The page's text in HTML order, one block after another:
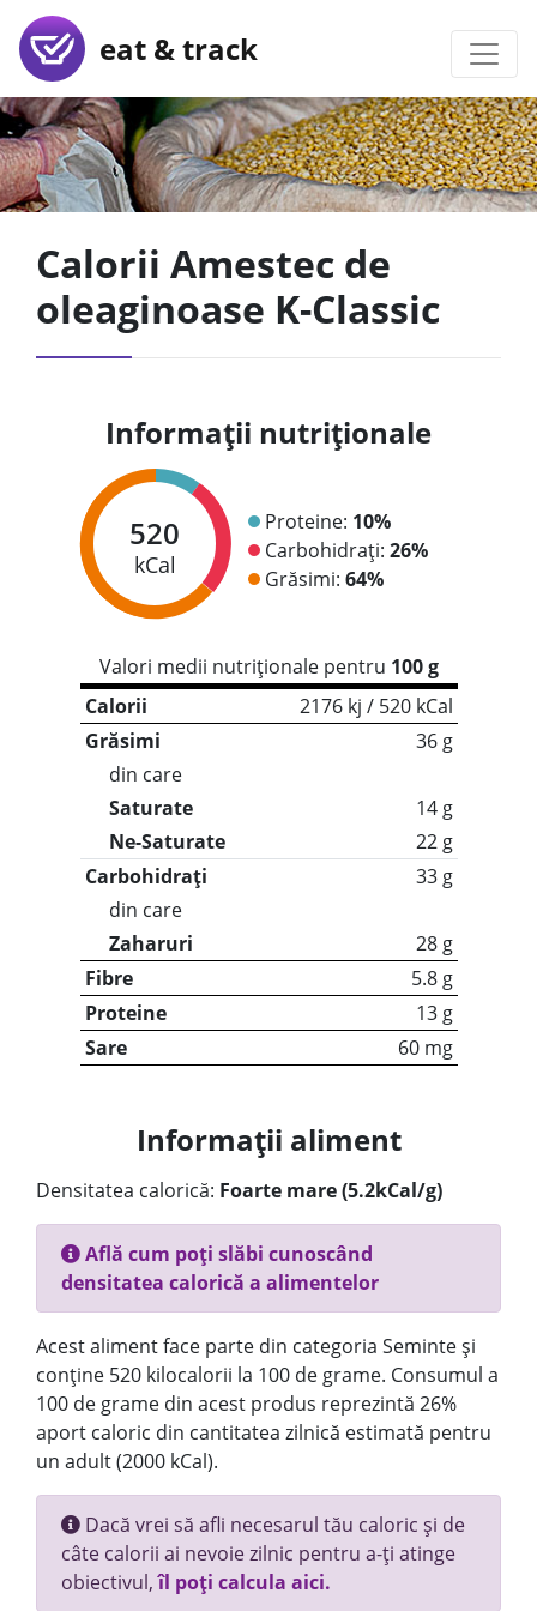
eat & track
Calorii Amestec de
oleaginoase K-Classic
Informații nutriționale
520
kCal
Proteine: 10%
Carbohidrați: 26%
Grăsimi: 64%
Valori medii nutriționale pentru 100 g
Calorii
2176 kj / 520 kCal
Grăsimi
36 g
din care
Saturate
14 g
Ne-Saturate
22 g
Carbohidrați
33 g
din care
Zaharuri
28 g
Fibre
5.8 g
Proteine
13 g
Sare
60 mg
Informații aliment
Densitatea calorică: Foarte mare (5.2kCal/g)
Află cum poți slăbi cunoscând
densitatea calorică a alimentelor
Acest aliment face parte din categoria Seminte și
conține 520 kilocalorii la 100 de grame. Consumul a
100 de grame din acest produs reprezintă 26%
aport caloric din cantitatea zilnică estimată pentru
un adult (2000 kCal).
Dacă vrei să afli necesarul tău caloric și de
câte calorii ai nevoie zilnic pentru a-ți atinge
obiectivul,îl poți calcula aici.